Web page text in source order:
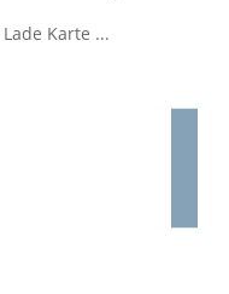
Lade Karte ...